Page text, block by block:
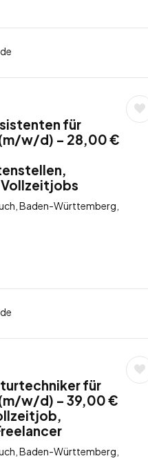
für
w/d) – 28,00 €
Baden-Württemberg,
für
w/d) – 39,00 €
Baden-Württemberg,